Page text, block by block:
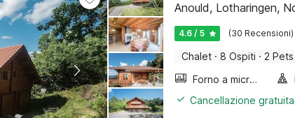
Anould, Lotharingen,
4.6 / 5 (30 Recensioni)
Chalet · 8 Ospiti · 2 Pets
Forno a microonde combinato
Cancellazione